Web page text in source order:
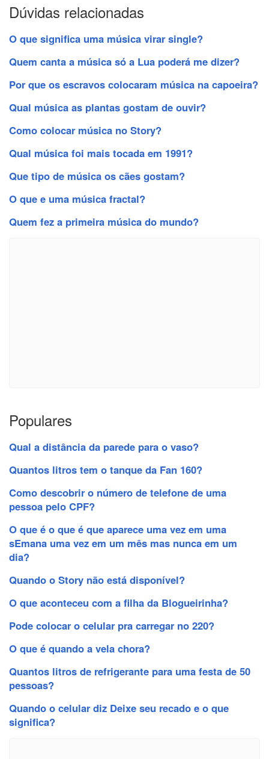
Dúvidas relacionadas
O que significa uma música virar single?
Quem canta a música só a Lua poderá me dizer?
Por que os escravos colocaram música na capoeira?
Qual música as plantas gostam de ouvir?
Como colocar música no Story?
Qual música foi mais tocada em 1991?
Que tipo de música os cães gostam?
O que e uma música fractal?
Quem fez a primeira música do mundo?
Populares
Qual a distância da parede para o vaso?
Quantos litros tem o tanque da Fan 160?
Como descobrir o número de telefone de uma
pessoa pelo CPF?
O que é o que é que aparece uma vez em uma
sEmana uma vez em um mês mas nunca em um
dia?
Quando o Story não está disponível?
O que aconteceu com a filha da Blogueirinha?
Pode colocar o celular pra carregar no 220?
O que é quando a vela chora?
Quantos litros de refrigerante para uma festa de 50
pessoas?
Quando o celular diz Deixe seu recado e o que
significa?